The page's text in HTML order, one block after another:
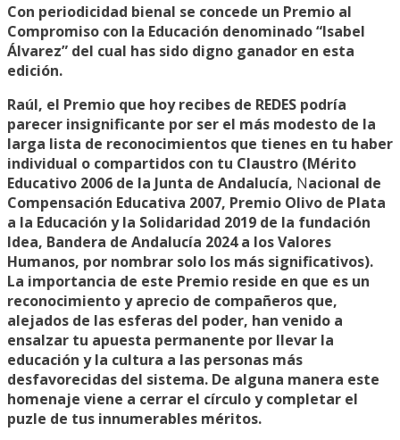
Con periodicidad bienal se concede un Premio al
Compromiso con la Educación denominado “Isabel
Álvarez” del cual has sido digno ganador en esta
edición.
Raúl, el Premio que hoy recibes de REDES podría
parecer insignificante por ser el más modesto de la
larga lista de reconocimientos que tienes en tu haber
individual o compartidos con tu Claustro (Mérito
Educativo 2006 de la Junta de Andalucía, Nacional de
Compensación Educativa 2007, Premio Olivo de Plata
a la Educación y la Solidaridad 2019 de la fundación
Idea, Bandera de Andalucía 2024 a los Valores
Humanos, por nombrar solo los más significativos).
La importancia de este Premio reside en que es un
reconocimiento y aprecio de compañeros que,
alejados de las esferas del poder, han venido a
ensalzar tu apuesta permanente por llevar la
educación y la cultura a las personas más
desfavorecidas del sistema. De alguna manera este
homenaje viene a cerrar el círculo y completar el
puzle de tus innumerables méritos.